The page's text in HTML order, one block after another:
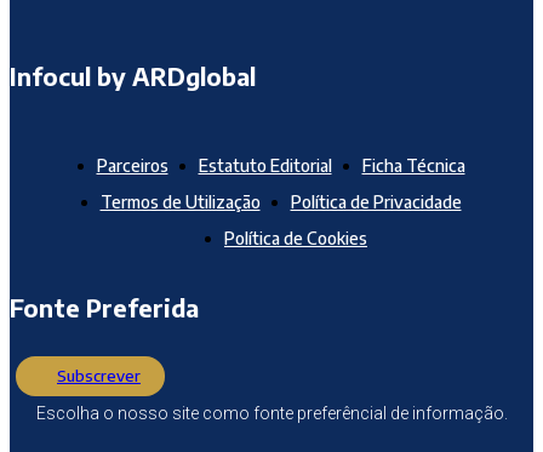
Infocul by ARDglobal
Parceiros Estatuto Editorial
Ficha Técnica
Termos de Utilização
Política de Privacidade
Política de Cookies
Fonte Preferida
Subscrever
Escolha o nosso site como fonte preferêncial de informação.